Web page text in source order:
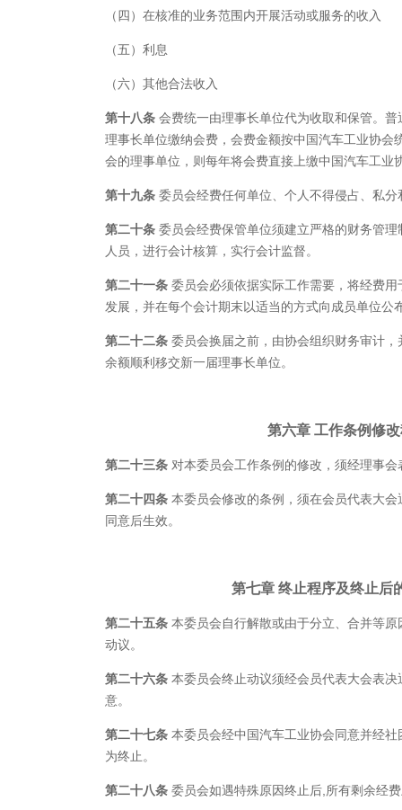
（四）在核准的业务范围内开展活动或服务的收入
（五）利息
（六）其他合法收入
第十八条 会费统一由理事长单位代为收取和保管。
理事长单位缴纳会费，会费金额按中国汽车工业协会
会的理事单位，则每年将会费直接上缴中国汽车工业
第十九条 委员会经费任何单位、个人不得侵占、私分
第二十条 委员会经费保管单位须建立严格的财务管
人员，进行会计核算，实行会计监督。
第二十一条 委员会必须依据实际工作需要，将经费
发展，并在每个会计期末以适当的方式向成员单位公
第二十二条 委员会换届之前，由协会组织财务审计
余额顺利移交新一届理事长单位。
第六章 工作条例修
第二十三条 对本委员会工作条例的修改，须经理事
第二十四条 本委员会修改的条例，须在会员代表大
同意后生效。
第七章 终止程序及终止后
第二十五条 本委员会自行解散或由于分立、合并等
动议。
第二十六条 本委员会终止动议须经会员代表大会表
意。
第二十七条 本委员会经中国汽车工业协会同意并经
为终止。
第二十八条 委员会如遇特殊原因终止后,所有剩余经